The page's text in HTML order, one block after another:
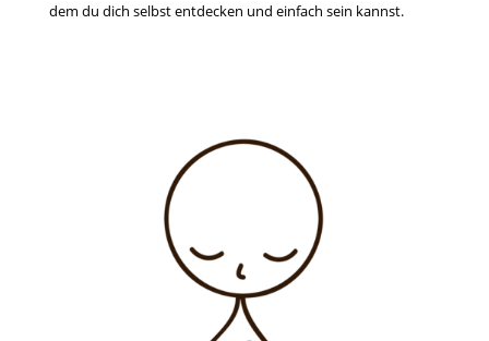
dem du dich selbst entdecken und einfach sein kannst.